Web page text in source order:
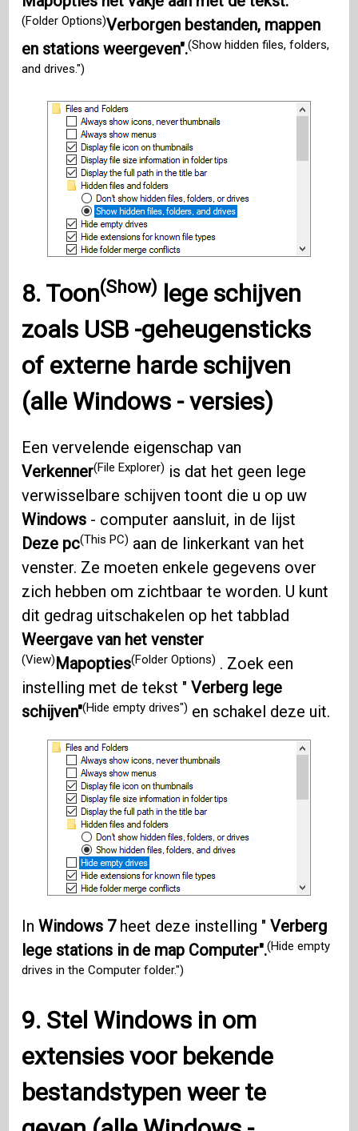
(Folder Options)Verborgen bestanden, mappen
en stations weergeven".(Show hidden files, folders,
and drives.")
8. Toon(Show)
lege schijven
zoals USB -geheugensticks
of externe harde schijven
(alleWindows - versies)
Een vervelende eigenschap van
Verkenner(File Explorer) is dat het geen lege
verwisselbare schijven toont die u op uw
Windows - computer aansluit, in de lijst
Deze pc(This PC) aan de linkerkant van het
venster. Ze moeten enkele gegevens over
zich hebben om zichtbaar te worden. U kunt
dit gedrag uitschakelen op het tabblad
Weergave van het venster
(View) Mapopties(Folder Options) . Zoek een
instelling met de tekst "Verberg lege
schijven"(Hide empty drives") en schakel deze uit.
InWindows 7heet deze instelling "Verberg
lege stations in de map Computer".(Hide empty
drives in the Computer folder.")
9. StelWindows in om
extensies voor bekende
bestandstypen weer te